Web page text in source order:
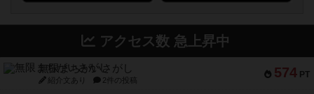
アクセス数 急上昇中
574 PT
無限まちがいさがし
紹介文あり 2件の投稿